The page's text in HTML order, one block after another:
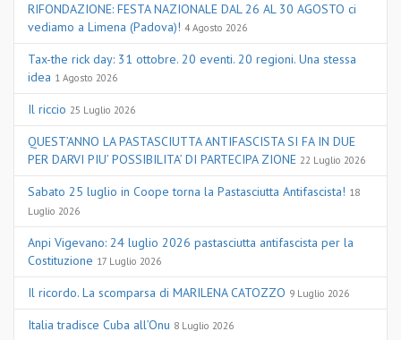
RIFONDAZIONE: FESTA NAZIONALE DAL 26 AL 30 AGOSTO ci
vediamo a Limena (Padova)! 4 Agosto 2026
Tax-the rick day: 31 ottobre. 20 eventi. 20 regioni. Una stessa
idea 1 Agosto 2026
Il riccio 25 Luglio 2026
QUEST’ANNO LA PASTASCIUTTA ANTIFASCISTA SI FA IN DUE
PER DARVI PIU’ POSSIBILITA’ DI PARTECIPA ZIONE 22 Luglio 2026
Sabato 25 luglio in Coope torna la Pastasciutta Antifascista! 18
Luglio 2026
Anpi Vigevano: 24 luglio 2026 pastasciutta antifascista per la
Costituzione 17 Luglio 2026
Il ricordo. La scomparsa di MARILENA CATOZZO 9 Luglio 2026
Italia tradisce Cuba all’Onu 8 Luglio 2026